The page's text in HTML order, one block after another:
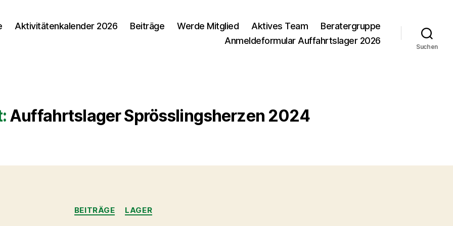
Aktivitätenkalender 2026 Beiträge Werde Mitglied Aktives Team
Beratergruppe
Anmeldeformular Auffahrtslager 2026
Suchen
Auffahrtslager Sprösslingsherzen 2024
Kategorien
BEITRÄGE LAGER